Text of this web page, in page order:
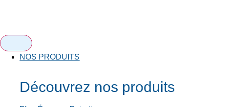
NOS PRODUITS
Découvrez nos produits